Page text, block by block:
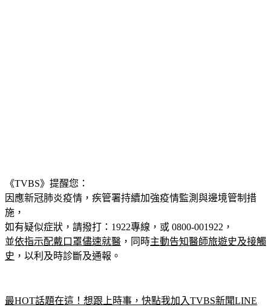
《TVBS》提醒您：
因應新冠肺炎疫情，疾管署持續加強疫情監測與邊境管制措
施，
如有疑似症狀，請撥打：1922專線，或 0800-001922，
並依指示配戴口罩儘速就醫 ，同時主動告知醫師旅遊史及接觸
史 ，以利及時診斷及通報。
最HOT話題在這！想跟上時事，快點我加入TVBS新聞LINE